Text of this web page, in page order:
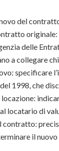
del
delle
a collegare
specificare
1998, che
locatario di
contratto:
il